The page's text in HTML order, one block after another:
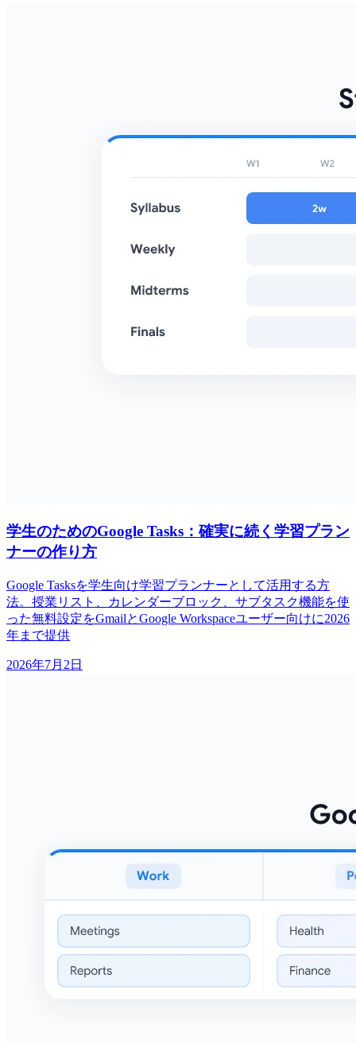
学生のためのGoogle Tasks：確実に続く学習プラン
ナーの作り方
Google Tasksを学生向け学習プランナーとして活用する方
法。授業リスト、カレンダーブロック、サブタスク機能を使
った無料設定をGmailとGoogle Workspaceユーザー向けに2026
年まで提供
2026年7月2日